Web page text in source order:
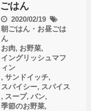
ごはん
2020/02/19
朝ごはん・お昼ごは
ん
お肉, お野菜,
イングリッシュマフ
ィン
, サンドイッチ,
スパイシー, スパイス
, スープ, パン,
季節のお野菜,